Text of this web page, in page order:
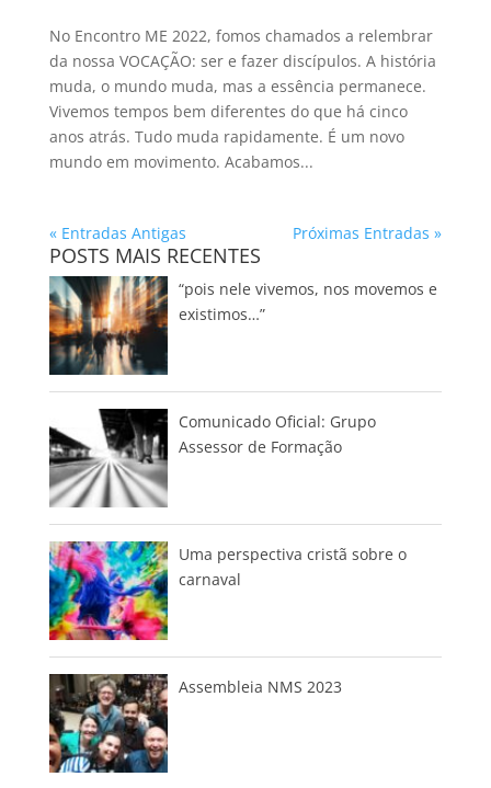
No Encontro ME 2022, fomos chamados a relembrar
da nossa VOCAÇÃO: ser e fazer discípulos. A história
muda, o mundo muda, mas a essência permanece.
Vivemos tempos bem diferentes do que há cinco
anos atrás. Tudo muda rapidamente. É um novo
mundo em movimento. Acabamos...
« Entradas Antigas Próximas Entradas »
POSTS MAIS RECENTES
“pois nele vivemos, nos movemos e
existimos…”
Comunicado Oficial: Grupo
Assessor de Formação
Uma perspectiva cristã sobre o
carnaval
Assembleia NMS 2023